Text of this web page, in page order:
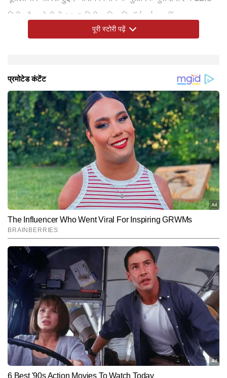
मिमी और बरेली में 11.8 मिमी बारिश रिकॉर्ड हुई। वहीं आगरा,
पीलीभीत, शाहजहांपुर और सहारनपुर में 50 से 70 किमी प्रति घंटे
झांसी, हमीरपुर और वाराणसी में मंगलवार को 40 डिग्री पार तापमान
पहुंच गया।
Hindi NewsCities
पूजा कुमारी AUTHOR
पूजा टाइम्स नाउ नवभारत डिजिटल की सिटी डेस्क पर कार्यरत हैं। जर्नलिज़्म में
पीजी डिप्लोमा कर चुकी पूजा को टीवी मीडिया में भी काम करने का अनुभव है। शहरी
मुद्दों की गहरी समझ के कारण पूजा लोकल न्यूज, मेट्रो व रेल अपडेट्स, रोड और
इंफ्रास्ट्रक्चर, लोकल डेवलपमेंट, मौसम, क्राइम, स्थानीय राजनीति और सामाजिक
मुद्दों पर मजबूत पकड़ रखती हैं। शहरों की नब्ज पहचानने और स्थानीय
संवेदनशीलताओं को खबरों में प्रभावी ढंग से पिरोने की क्षमता उनकी राइटिंग स्किल
को विशेष बनाती है। पूजा अब तक 3,000 से अधिक न्यूज रिपोर्ट्स लिख चुकी हैं,
जिनमें कई महत्वपूर्ण लोकल अपडेट्स, विश्लेषणात्मक स्टोरीज और रिपोर्ताज शामिल
हैं।
Follow Us:
Subscribe to our daily Newsletter!
पूरी स्टोरी पढ़ें